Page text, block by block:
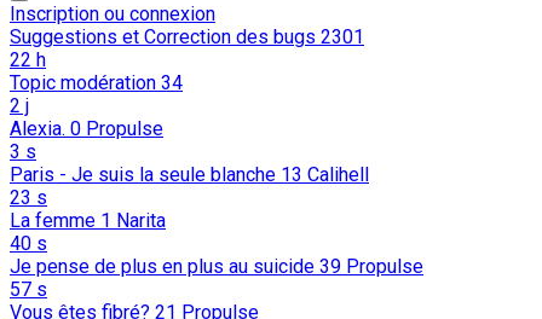
Inscription ou connexion
Suggestions et Correction des bugs 2301
22 h
Topic modération 34
2 j
Alexia. 0 Propulse
3 s
Paris - Je suis la seule blanche 13 Calihell
23 s
La femme 1 Narita
40 s
Je pense de plus en plus au suicide 39 Propulse
57 s
Vous êtes fibré? 21 Propulse